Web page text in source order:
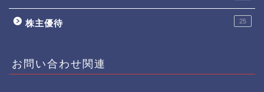
株主優待 25
お問い合わせ関連